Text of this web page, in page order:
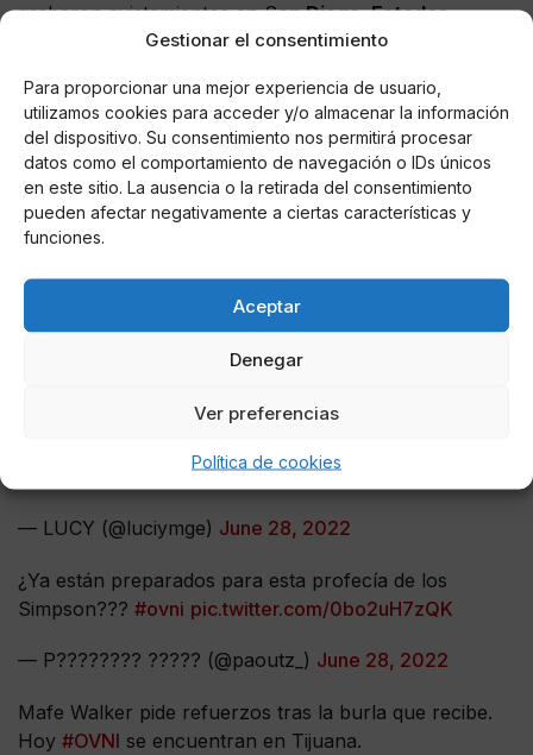
Gestionar el consentimiento
Para proporcionar una mejor experiencia de usuario,
utilizamos cookies para acceder y/o almacenar la información
del dispositivo. Su consentimiento nos permitirá procesar
datos como el comportamiento de navegación o IDs únicos
en este sitio. La ausencia o la retirada del consentimiento
pueden afectar negativamente a ciertas características y
funciones.
Aceptar
Denegar
Ver preferencias
Política de cookies
grabaron avistamientos en San Diego, Estados
Unidos, y hasta en Medellín, Colombia, este lunes 27
#OVNIya falta poco para conquistar el planeta??
pic.twitter.com/vziTomMBwv
— La Inge Gata (@adriluna25)June 28, 2022
medios,las redes sociales se han tapiado de
sobre todo de entretenidos memes en
torno al fenómeno ovni y aquí te dejamos las mejores
publicaciones para que tengas algo de que hablar en
pic.twitter.com/OdZhnLTg8Q
— LUCY (@luciymge) June 28, 2022
¿Ya están preparados para esta profecía de los
Simpson??? #ovni pic.twitter.com/0bo2uH7zQK
— P???????? ????? (@paoutz_) June 28, 2022
Mafe Walker pide refuerzos tras la burla que recibe.
Hoy #OVNI se encuentran en Tijuana.